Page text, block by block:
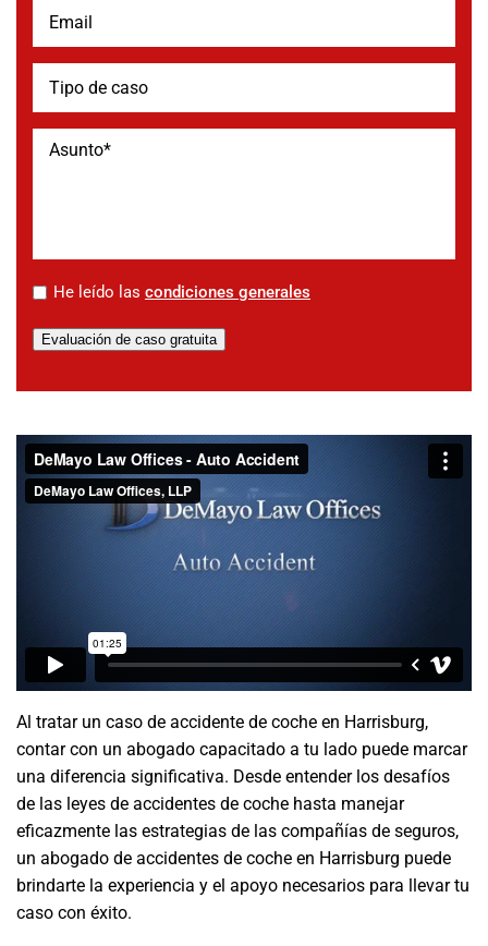
* He leído las condiciones generales
Evaluación de caso gratuita
Al tratar un caso de accidente de coche en Harrisburg,
contar con un abogado capacitado a tu lado puede marcar
una diferencia significativa. Desde entender los desafíos
de las leyes de accidentes de coche hasta manejar
eficazmente las estrategias de las compañías de seguros,
un abogado de accidentes de coche en Harrisburg puede
brindarte la experiencia y el apoyo necesarios para llevar tu
caso con éxito.